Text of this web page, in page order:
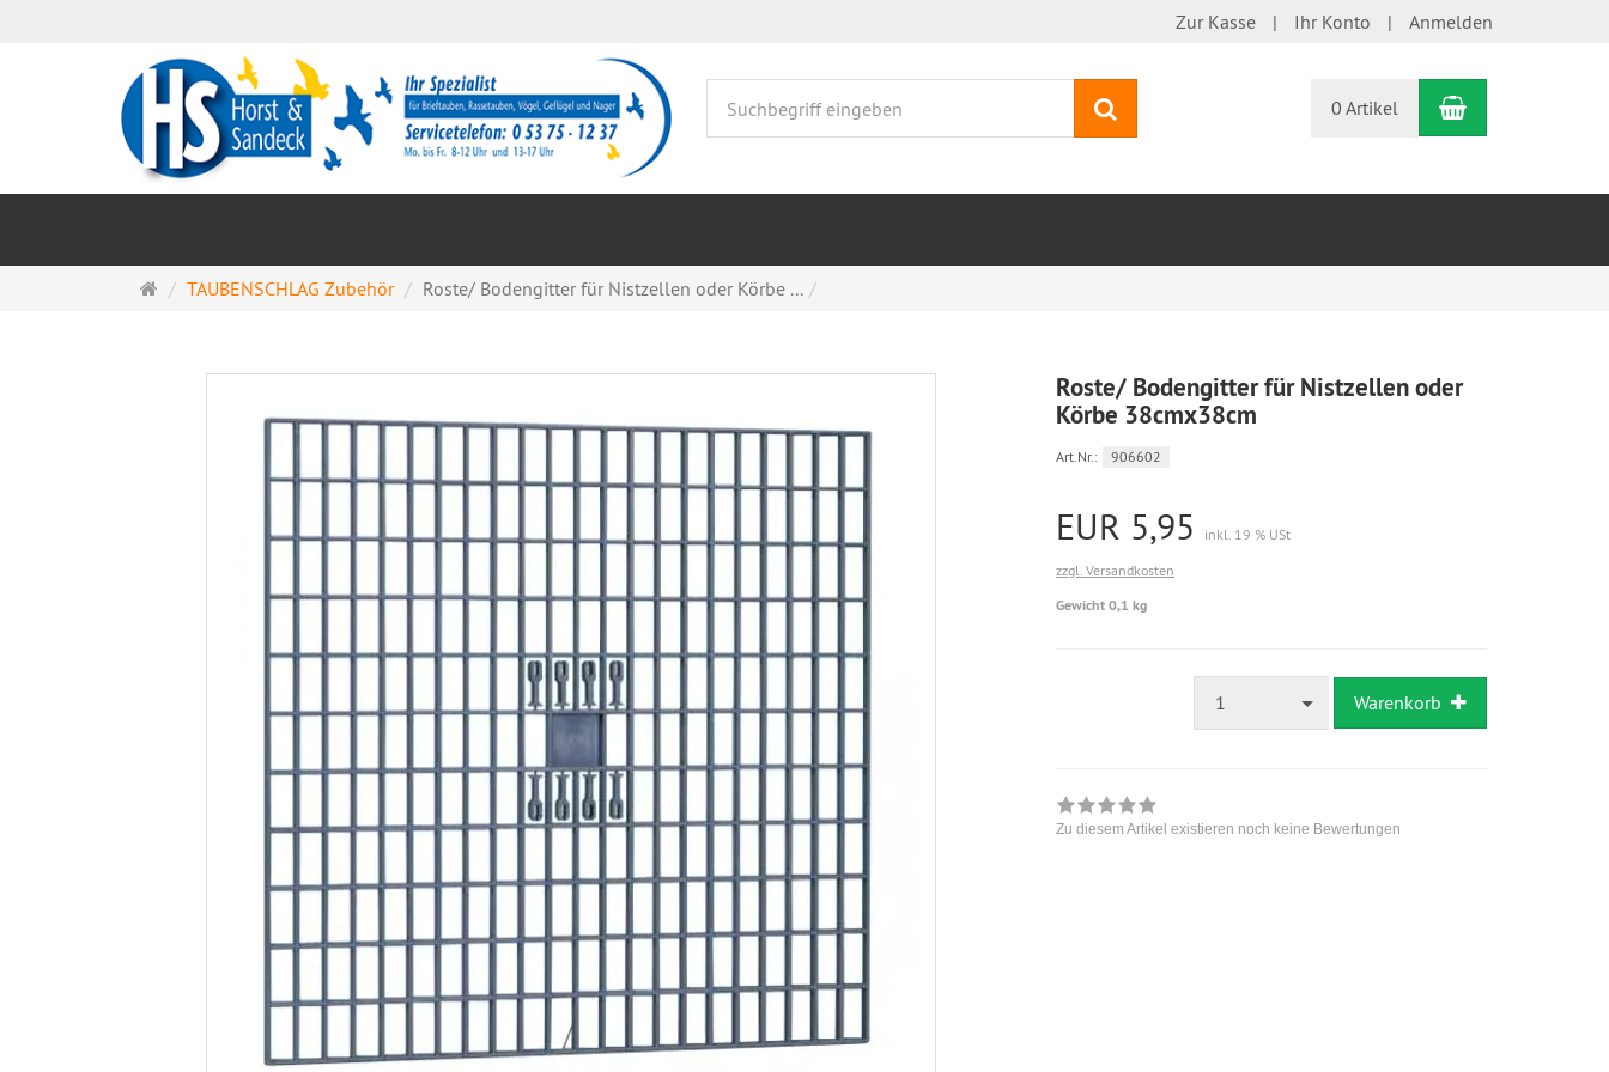
Zur Kasse Ihr Konto Anmelden
0 Artikel Warenkorb
Startseite
TAUBENSCHLAG Zubehör Roste/ Bodengitter für Nistzellen oder Körbe ...
Roste/ Bodengitter für Nistzellen oder
Körbe 38cmx38cm
Art.Nr.: 906602
EUR 5,95
inkl. 19 % USt
zzgl. Versandkosten
Gewicht 0,1 kg
1 Warenkorb
Zu diesem Artikel existieren noch keine Bewertungen